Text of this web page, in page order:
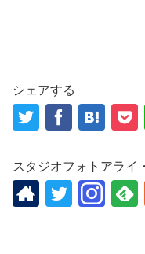
シェアする
スタジオフォトアライ